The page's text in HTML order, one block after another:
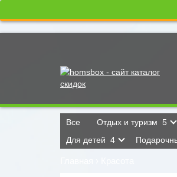
Все Отдых и туризм 5
Для детей 4